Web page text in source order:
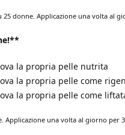
25 donne. Applicazione una volta al
la propria pelle nutrita
la propria pelle come
la propria pelle come
Applicazione una volta al giorno per